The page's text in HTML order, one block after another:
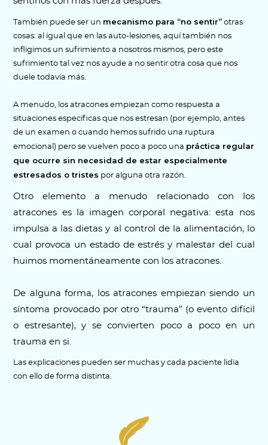
También puede ser un mecanismo para “no sentir” otras
cosas: al igual que en las auto-lesiones, aquí también nos
infligimos un sufrimiento a nosotros mismos, pero este
sufrimiento tal vez nos ayude a no sentir otra cosa que nos
duele todavía más.
A menudo, los atracones empiezan como respuesta a
situaciones específicas que nos estresan (por ejemplo, antes
de un examen o cuando hemos sufrido una ruptura
emocional) pero se vuelven poco a poco una práctica regular
que ocurre sin necesidad de estar especialmente
estresados o tristes por alguna otra razón.
Otro elemento a menudo relacionado con los
atracones es la imagen corporal negativa: esta nos
impulsa a las dietas y al control de la alimentación, lo
cual provoca un estado de estrés y malestar del cual
huimos momentáneamente con los atracones.
De alguna forma, los atracones empiezan siendo un
síntoma provocado por otro “trauma” (o evento difícil
o estresante), y se convierten poco a poco en un
trauma en si.
Las explicaciones pueden ser muchas y cada paciente lidia
con ello de forma distinta.